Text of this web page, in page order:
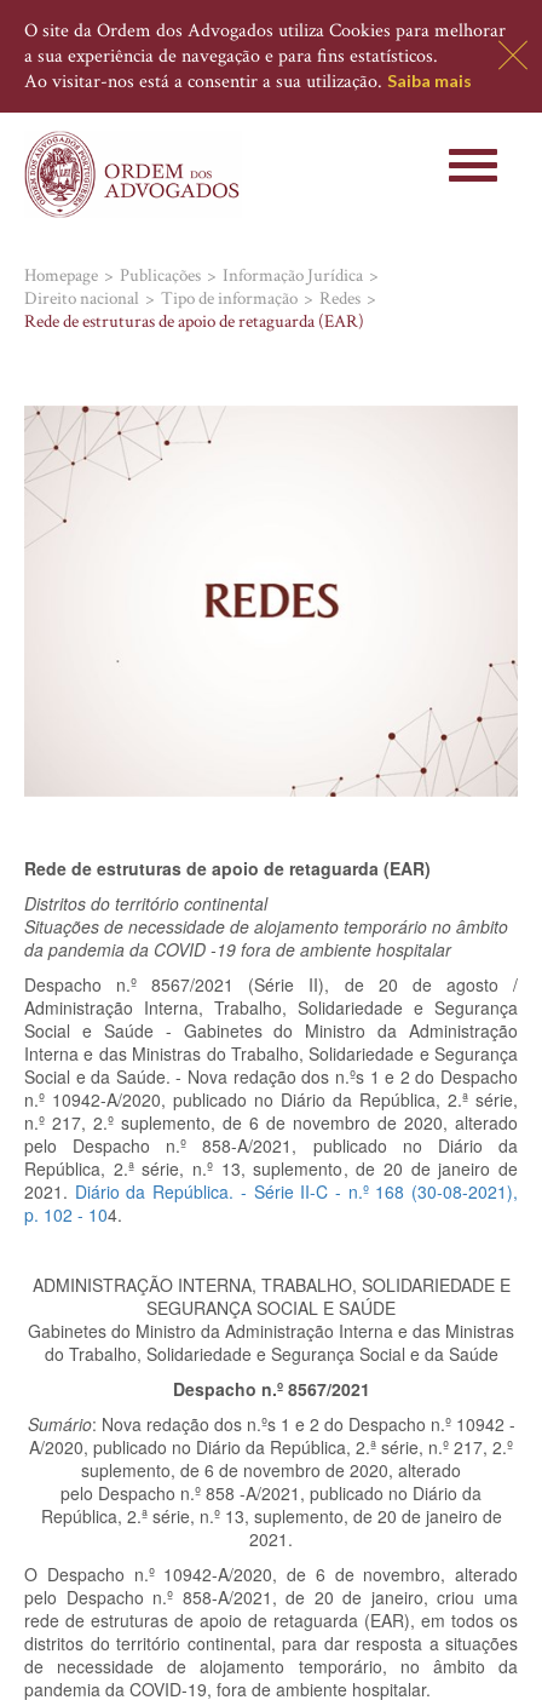
O site da Ordem dos Advogados utiliza Cookies para melhorar
a sua experiência de navegação e para fins estatísticos.
Ao visitar-nos está a consentir a sua utilização. Saiba mais
Toggle
Homepage Publicações
Informação Jurídica
Direito nacional
Tipo de informação
Redes
Rede de estruturas de apoio de retaguarda (EAR)
Rede de estruturas de apoio de retaguarda (EAR)
Distritos do território continental
Situações de necessidade de alojamento temporário no âmbito
da pandemia da COVID -19 fora de ambiente hospitalar
Despacho n.º 8567/2021 (Série II), de 20 de agosto /
Administração Interna, Trabalho, Solidariedade e Segurança
Social e Saúde - Gabinetes do Ministro da Administração
Interna e das Ministras do Trabalho, Solidariedade e Segurança
Social e da Saúde. - Nova redação dos n.ºs 1 e 2 do Despacho
n.º 10942-A/2020, publicado no Diário da República, 2.ª série,
n.º 217, 2.º suplemento, de 6 de novembro de 2020, alterado
pelo Despacho n.º 858-A/2021, publicado no Diário da
República, 2.ª série, n.º 13, suplemento, de 20 de janeiro de
2021. Diário da República. - Série II-C - n.º 168 (30-08-2021),
p. 102 - 104.
ADMINISTRAÇÃO INTERNA, TRABALHO, SOLIDARIEDADE E
SEGURANÇA SOCIAL E SAÚDE
Gabinetes do Ministro da Administração Interna e das Ministras
do Trabalho, Solidariedade e Segurança Social e da Saúde
Despacho n.º 8567/2021
Sumário: Nova redação dos n.ºs 1 e 2 do Despacho n.º 10942 -
A/2020, publicado no Diário da República, 2.ª série, n.º 217, 2.º
suplemento, de 6 de novembro de 2020, alterado
pelo Despacho n.º 858 -A/2021, publicado no Diário da
República, 2.ª série, n.º 13, suplemento, de 20 de janeiro de
2021.
O Despacho n.º 10942-A/2020, de 6 de novembro, alterado
pelo Despacho n.º 858-A/2021, de 20 de janeiro, criou uma
rede de estruturas de apoio de retaguarda (EAR), em todos os
distritos do território continental, para dar resposta a situações
de necessidade de alojamento temporário, no âmbito da
pandemia da COVID-19, fora de ambiente hospitalar.